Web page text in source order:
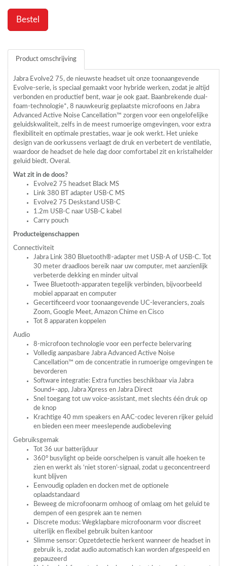
Bestel
Product omschrijving
Jabra Evolve2 75, de nieuwste headset uit onze toonaangevende
Evolve-serie, is speciaal gemaakt voor hybride werken, zodat je altijd
verbonden en productief bent, waar je ook gaat. Baanbrekende dual-
foam-technologie*, 8 nauwkeurig geplaatste microfoons en Jabra
Advanced Active Noise Cancellation™ zorgen voor een ongelofelijke
geluidskwaliteit, zelfs in de meest rumoerige omgevingen, voor extra
flexibiliteit en optimale prestaties, waar je ook werkt. Het unieke
design van de oorkussens verlaagt de druk en verbetert de ventilatie,
waardoor de headset de hele dag door comfortabel zit en kristalhelder
geluid biedt. Overal.
Wat zit in de doos?
Evolve2 75 headset Black MS
Link 380 BT adapter USB-C MS
Evolve2 75 Deskstand USB-C
1.2m USB-C naar USB-C kabel
Carry pouch
Producteigenschappen
Connectiviteit
Jabra Link 380 Bluetooth®-adapter met USB-A of USB-C. Tot
30 meter draadloos bereik naar uw computer, met aanzienlijk
verbeterde dekking en minder uitval
Twee Bluetooth-apparaten tegelijk verbinden, bijvoorbeeld
mobiel apparaat en computer
Gecertificeerd voor toonaangevende UC-leveranciers, zoals
Zoom, Google Meet, Amazon Chime en Cisco
Tot 8 apparaten koppelen
Audio
8-microfoon technologie voor een perfecte belervaring
Volledig aanpasbare Jabra Advanced Active Noise
Cancellation™ om de concentratie in rumoerige omgevingen te
bevorderen
Software integratie: Extra functies beschikbaar via Jabra
Sound+-app, Jabra Xpress en Jabra Direct
Snel toegang tot uw voice-assistant, met slechts één druk op
de knop
Krachtige 40 mm speakers en AAC-codec leveren rijker geluid
en bieden een meer meeslepende audiobeleving
Gebruiksgemak
Tot 36 uur batterijduur
360° busylight op beide oorschelpen is vanuit alle hoeken te
zien en werkt als ‘niet storen’-signaal, zodat u geconcentreerd
kunt blijven
Eenvoudig opladen en docken met de optionele
oplaadstandaard
Beweeg de microfoonarm omhoog of omlaag om het geluid te
dempen of een gesprek aan te nemen
Discrete modus: Wegklapbare microfoonarm voor discreet
uiterlijk en flexibel gebruik buiten kantoor
Slimme sensor: Opzetdetectie herkent wanneer de headset in
gebruik is, zodat audio automatisch kan worden afgespeeld en
gepauzeerd